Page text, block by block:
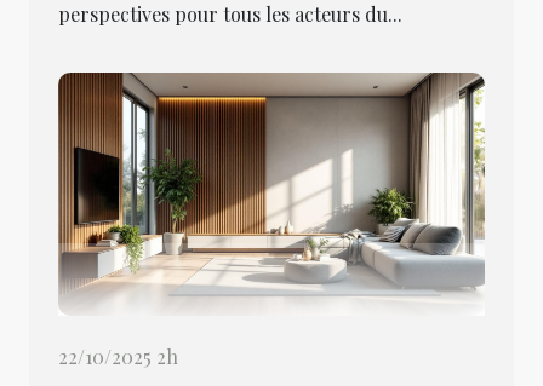
perspectives pour tous les acteurs du...
22/10/2025 2h